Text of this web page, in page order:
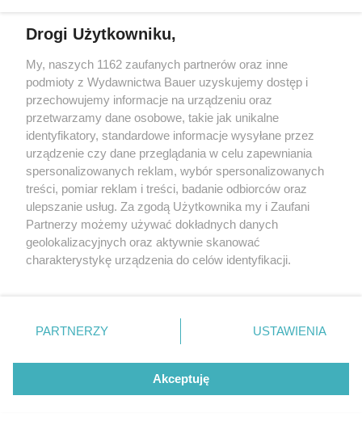
Daria Widawska 20 17r.,Polsat - prezentacja ram
Drogi Użytkowniku,
My, naszych 1162 zaufanych partnerów oraz inne
podmioty z Wydawnictwa Bauer uzyskujemy dostęp i
przechowujemy informacje na urządzeniu oraz
przetwarzamy dane osobowe, takie jak unikalne
identyfikatory, standardowe informacje wysyłane przez
urządzenie czy dane przeglądania w celu zapewniania
spersonalizowanych reklam, wybór spersonalizowanych
treści, pomiar reklam i treści, badanie odbiorców oraz
ulepszanie usług. Za zgodą Użytkownika my i Zaufani
Partnerzy możemy używać dokładnych danych
geolokalizacyjnych oraz aktywnie skanować
charakterystykę urządzenia do celów identyfikacji.
zmienić/wycofać klikając przycisk ustawień prywatności
znajdujący się w lewym dolnym rogu strony
rodzaje przetwarzania danych nie wymagają zgody
użytkownika, ale masz prawo sprzeciwić się takiemu
PARTNERZY USTAWIENIA
Akceptuję